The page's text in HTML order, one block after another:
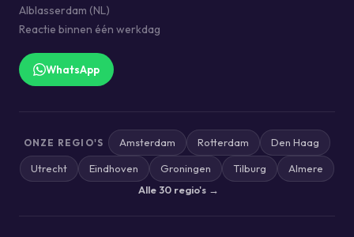
Alblasserdam (NL)
Reactie binnen één werkdag
WhatsApp
ONZE REGIO'S Amsterdam Rotterdam Den Haag
Utrecht Eindhoven Groningen Tilburg
Almere
Alle 30 regio's →